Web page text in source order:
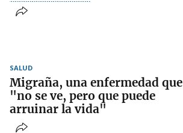
SALUD
Migraña, una enfermedad que
"no se ve, pero que puede
arruinar la vida"